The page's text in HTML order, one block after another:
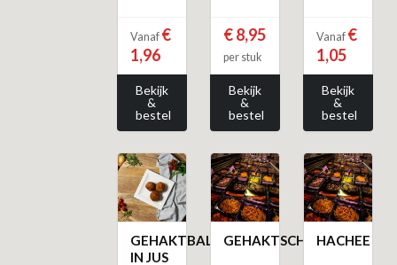
Vanaf €
1,96
Bekijk
&
bestel
€ 8,95
per stuk
Bekijk
&
bestel
Vanaf €
1,05
Bekijk
&
bestel
GEHAKTBAL
IN JUS
GEHAKTSCHOTELHACHEE